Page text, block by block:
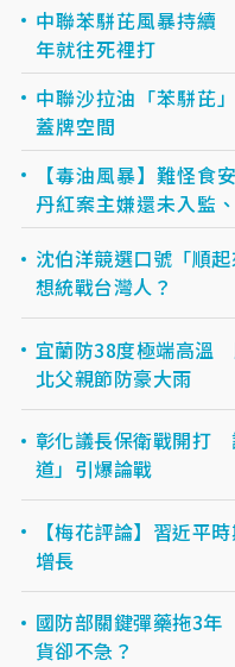
中聯苯駢芘風暴持續
年就往死裡打
中聯沙拉油「苯駢芘
蓋牌空間
【毒油風暴】難怪
丹紅案主嫌還未入監
沈伯洋競選口號「順
想統戰台灣人？
宜蘭防38度極端高溫
北父親節防豪大雨
彰化議長保衛戰開打
道」引爆論戰
【梅花評論】習近平
增長
國防部關鍵彈藥拖3
貨卻不急？